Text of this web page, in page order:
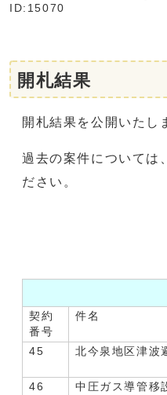
ID:15070
開札結果
開札結果を公開いたし
過去の案件については
ださい。
契約
番号
件名
45 北今泉地区津波
46
中圧ガス導管